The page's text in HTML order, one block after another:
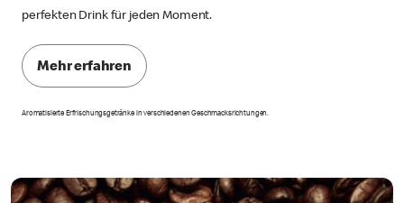
perfekten Drink für jeden Moment.
Mehr erfahren
Aromatisierte Erfrischungsgetränke in verschiedenen Geschmacksrichtungen.